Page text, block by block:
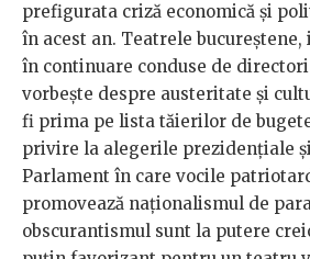
prefigurata criză economică și
în acest an. Teatrele bucureștene,
în continuare conduse de
vorbește despre austeritate și
fi prima pe lista tăierilor de
privire la alegerile prezidențiale
Parlament în care vocile
promovează naționalismul de
obscurantismul sunt la putere